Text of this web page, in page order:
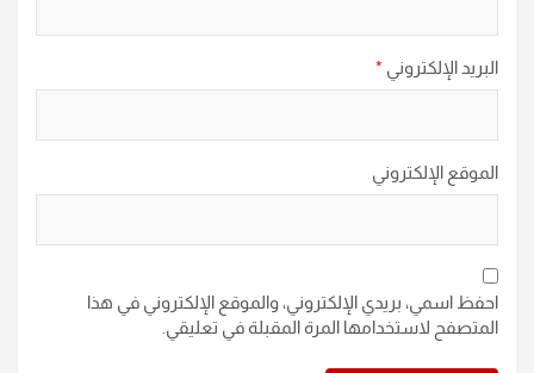
البريد الإلكتروني *
الموقع الإلكتروني
احفظ اسمي، بريدي الإلكتروني، والموقع الإلكتروني في هذا
المتصفح لاستخدامها المرة المقبلة في تعليقي.